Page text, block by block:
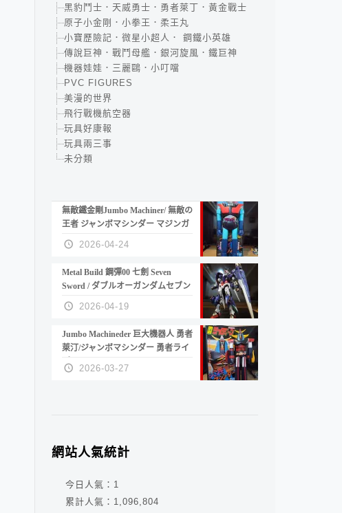
黑豹鬥士．天威勇士．勇者萊丁．黃金戰士
原子小金剛．小拳王．柔王丸
小寶歷險記．微星小超人． 鋼鐵小英雄
傳說巨神．戰鬥母艦．銀河旋風．鐵巨神
機器娃娃．三麗鷗．小叮噹
PVC FIGURES
美漫的世界
飛行戰機航空器
玩具好康報
玩具兩三事
未分類
無敵鐵金剛Jumbo Machiner/ 無敵の
王者 ジャンボマシンダー マジンガ
ーZ
2026-04-24
Metal Build 鋼彈00 七劍 Seven
Sword / ダブルオーガンダムセブン
ソード/G
2026-04-19
Jumbo Machineder 巨大機器人 勇者
萊汀/ジャンボマシンダー 勇者ライ
ディーン
2026-03-27
網站人氣統計
今日人氣： 1
累計人氣： 1,096,804